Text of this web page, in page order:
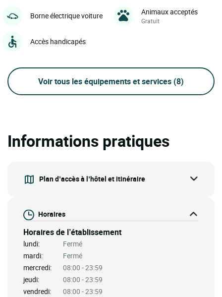
Borne électrique voiture Animaux acceptés
Gratuit
Accès handicapés
Voir tous les équipements et services (8)
Informations pratiques
Plan d’accès à l’hôtel et itinéraire
Horaires
Horaires de l’établissement
lundi:
Fermé
mardi:
Fermé
mercredi:
08:00 - 23:59
jeudi:
08:00 - 23:59
vendredi:
08:00 - 23:59